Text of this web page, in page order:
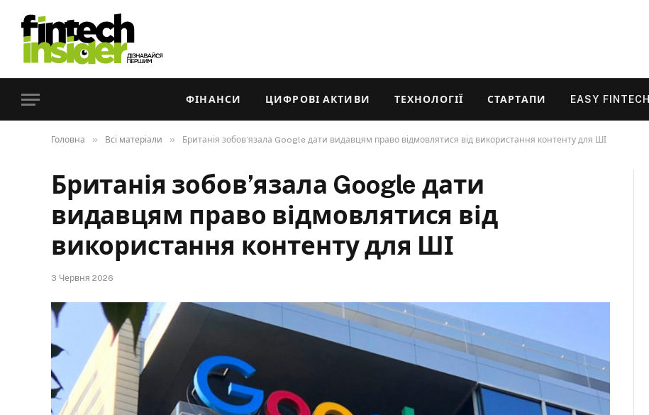
ФІНАНСИ ЦИФРОВІ АКТИВИ ТЕХНОЛОГІЇ СТАРТАПИ EASY FINTECH
Головна » Всі матеріали » Британія зобов’язала Google дати видавцям право відмовлятися від використання контенту для ШІ
Британія зобов’язала Google дати
видавцям право відмовлятися від
використання контенту для ШІ
3 Червня 2026